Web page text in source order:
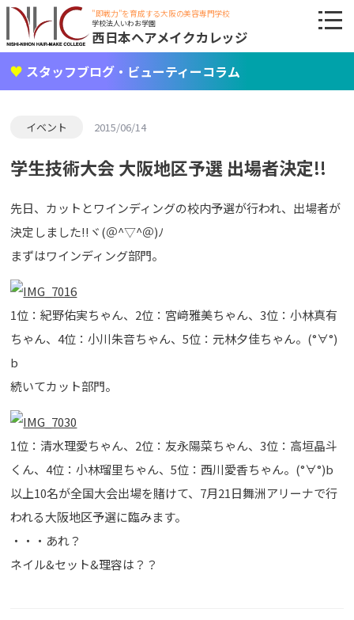
"即戦力"を育成する大阪の美容専門学校
学校法人いわお学園
西日本ヘアメイクカレッジ
スタッフブログ・ビューティーコラム
イベント 2015/06/14
学生技術大会 大阪地区予選 出場者決定!!
先日、カットとワインディングの校内予選が行われ、出場者が
決定しました!!ヾ(＠^▽^＠)ﾉ
まずはワインディング部門。
1位：紀野佑実ちゃん、2位：宮﨑雅美ちゃん、3位：小林真有
ちゃん、4位：小川朱音ちゃん、5位：元林夕佳ちゃん。(°∀°)
b
続いてカット部門。
1位：清水理愛ちゃん、2位：友永陽菜ちゃん、3位：高垣晶斗
くん、4位：小林瑠里ちゃん、5位：西川愛香ちゃん。(°∀°)b
以上10名が全国大会出場を賭けて、7月21日舞洲アリーナで行
われる大阪地区予選に臨みます。
・・・あれ？
ネイル&セット&理容は？？